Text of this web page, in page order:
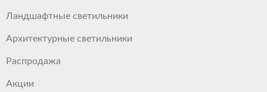
Ландшафтные светильники
Архитектурные светильники
Распродажа
Акции